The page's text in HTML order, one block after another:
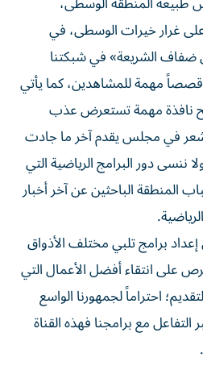
غرار خيرات الوسطى، في
ضفاف الشريعة» في شبكتنا
قصصاً مهمة للمشاهدين، كما يأتي
نافذة مهمة تستعرض عذب
في مجلس يقدم آخر ما جادت
ننسى دور البرامج الرياضية التي
الباحثين عن آخر أخبار
برامج تلبي مختلف الأذواق
على انتقاء أفضل الأعمال التي
احتراماً لجمهورنا الواسع
مع برامجنا فهذه القناة